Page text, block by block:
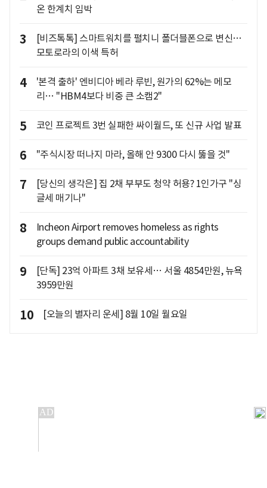
온 한계치 임박
3
[비즈톡톡] 스마트워치를 펼치니 폴더블폰으로 변신…
모토로라의 이색 특허
4
'본격 출하' 엔비디아 베라 루빈, 원가의 62%는 메모
리… "HBM4보다 비중 큰 소캠2"
5 코인 프로젝트 3번 실패한 싸이월드, 또 신규 사업 발표
6 "주식시장 떠나지 마라, 올해 안 9300 다시 뚫을 것"
7
[당신의 생각은] 집 2채 부부도 청약 허용? 1인가구 "싱
글세 매기나"
8
Incheon Airport removes homeless as rights
groups demand public accountability
9
[단독] 23억 아파트 3채 보유세… 서울 4854만원, 뉴욕
3959만원
10 [오늘의 별자리 운세] 8월 10일 월요일